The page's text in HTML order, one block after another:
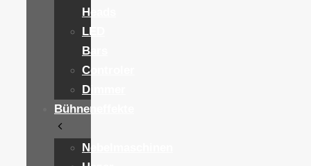
Heads
LED
Bars
Controler
Dimmer
Bühneneffekte
Nebelmaschinen